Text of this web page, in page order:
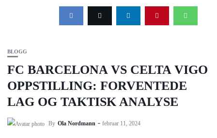
BLOGG
FC BARCELONA VS CELTA VIGO
OPPSTILLING: FORVENTEDE
LAG OG TAKTISK ANALYSE
By Ola Nordmann februar 11, 2024